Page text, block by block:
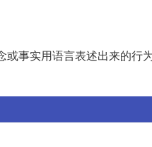
事实用语言表述出来的行